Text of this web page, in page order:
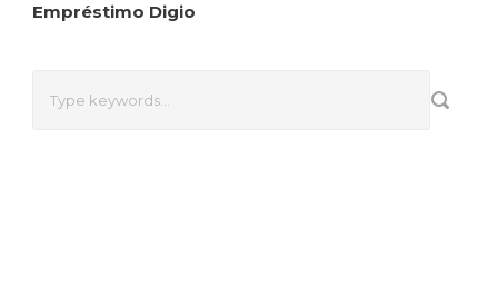
Empréstimo Digio